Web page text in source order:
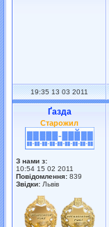
19:35 13 03 2011
Ґазда
Старожил
З нами з:
10:54 15 02 2011
Повідомлення: 839
Звідки: Львів